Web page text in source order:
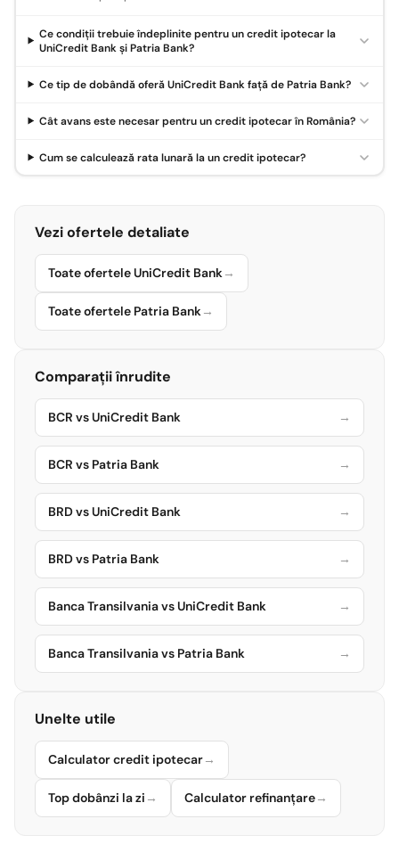
Ce condiții trebuie îndeplinite pentru un credit ipotecar la
UniCredit Bank și Patria Bank?
Ce tip de dobândă oferă UniCredit Bank față de Patria Bank?
Cât avans este necesar pentru un credit ipotecar în România?
Cum se calculează rata lunară la un credit ipotecar?
Vezi ofertele detaliate
Toate ofertele UniCredit Bank→
Toate ofertele Patria Bank→
Comparații înrudite
BCR vs UniCredit Bank →
BCR vs Patria Bank →
BRD vs UniCredit Bank →
BRD vs Patria Bank →
Banca Transilvania vs UniCredit Bank →
Banca Transilvania vs Patria Bank →
Unelte utile
Calculator credit ipotecar→
Top dobânzi la zi → Calculator refinanțare→